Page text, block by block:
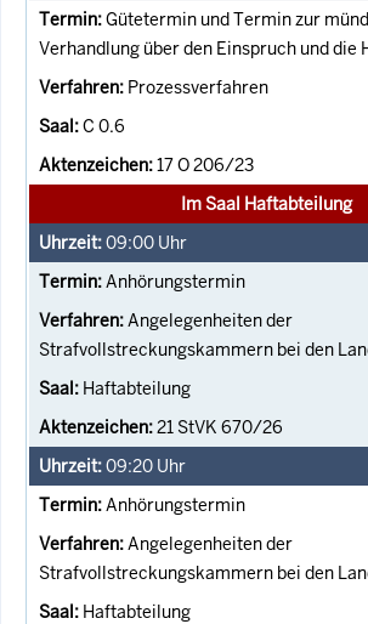
Gütetermin und Termin zur
Verhandlung über den Einspruch und die
Prozessverfahren
C 0.6
17 O 206/23
Im Saal Haftabteilung
09:00 Uhr
Anhörungstermin
Angelegenheiten der
Strafvollstreckungskammern bei den
Haftabteilung
21 StVK 670/26
09:20 Uhr
Anhörungstermin
Angelegenheiten der
Strafvollstreckungskammern bei den
Haftabteilung